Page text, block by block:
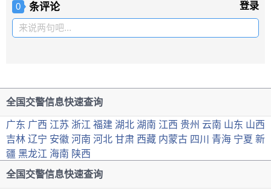
0 条评论 登录
来说两句吧...
全国交警信息快速查询
广东 广西 江苏 浙江 福建 湖北 湖南 江西 贵州 云南 山东 山西
吉林 辽宁 安徽 河南 河北 甘肃 西藏 内蒙古 四川 青海 宁夏 新
疆 黑龙江 海南 陕西
全国交警信息快速查询